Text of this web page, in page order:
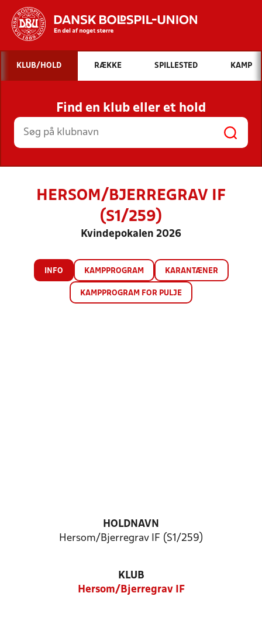
Hvad vil du søge efter?
INDHOLD OG NYHEDER
STILLINGER, RESULTATER, KLUBBER OG
HOLD
KLUB/HOLD RÆKKE SPILLESTED KAMP
Find en klub eller et hold
HERSOM/BJERREGRAV IF
(S1/259)
Kvindepokalen 2026
INFO KAMPPROGRAM KARANTÆNER
KAMPPROGRAM FOR PULJE
HOLDNAVN
Hersom/Bjerregrav IF (S1/259)
KLUB
Hersom/Bjerregrav IF